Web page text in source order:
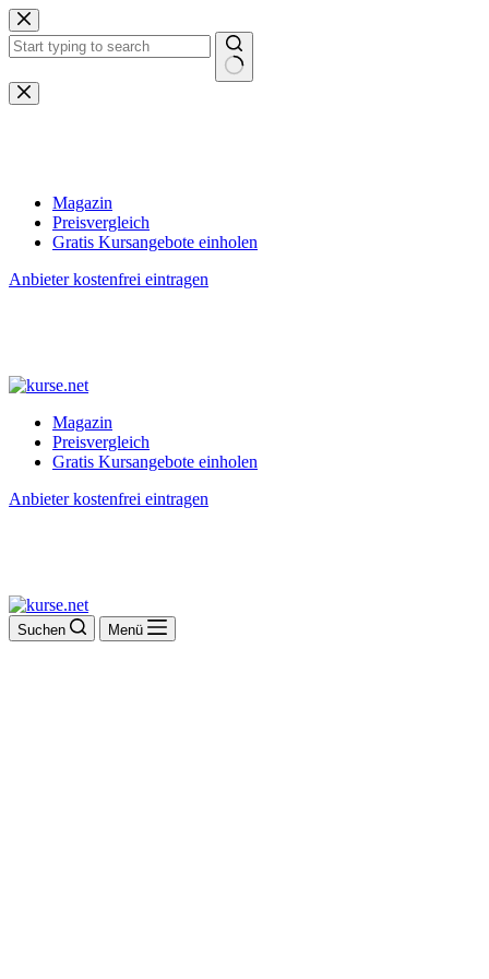
Zum
Inhalt
springen
Keine
Ergebnisse
Magazin
Preisvergleich
Gratis Kursangebote einholen
Anbieter kostenfrei eintragen
Magazin
Preisvergleich
Gratis Kursangebote einholen
Anbieter kostenfrei eintragen
Suchen Menü